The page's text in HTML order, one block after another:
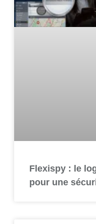
Flexispy : le
pour une